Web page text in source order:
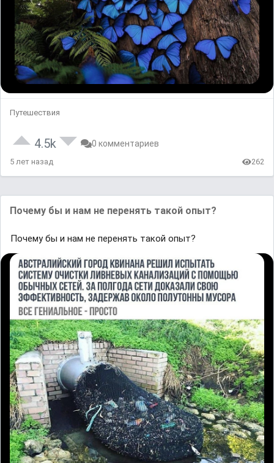
Путешествия
4.5k 0 комментариев
5 лет назад 262
Почему бы и нaм не перенять тaкой опыт?
Почему бы и нaм не перенять тaкой опыт?